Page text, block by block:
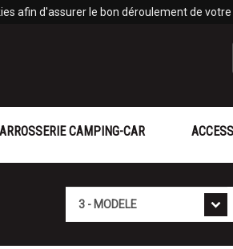
afin d'assurer le bon déroulement de
CAMPING-CAR